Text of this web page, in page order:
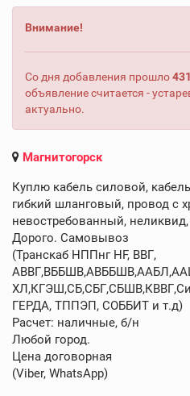
Внимание!
Со дня добавления прошло431
объявление считается -
актуально.
Магнитогорск
Куплю кабель силовой,
гибкий шланговый, провод с
невостребованный,
Дорого. Самовывоз
(Транскаб НППнг HF, ВВГ,
ГЕРДА, ТППЭП, СОББИТ и т.д)
Расчет: наличные, б/н
Любой город.
Цена договорная
(Viber, WhatsApp)